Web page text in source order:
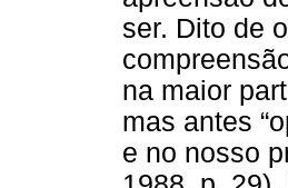
ser. Dito de
na maior
mas antes
e no nosso